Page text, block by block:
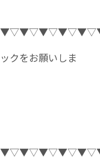
クをお願いしま